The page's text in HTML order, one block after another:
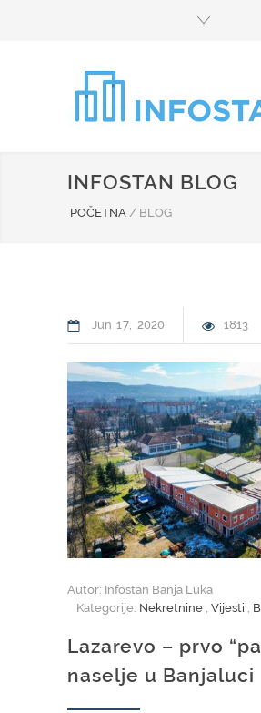
INFOSTAN BLOG
POČETNA / BLOG
Jun 17 2020 1813
Autor: Infostan Banja Luka
Kategorije: Nekretnine , Vijesti ,
Lazarevo – prvo
naselje u Banjaluci